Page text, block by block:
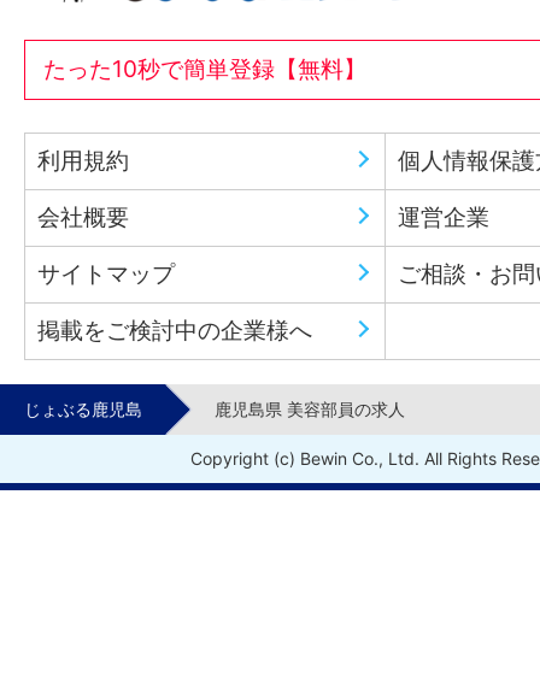
たった10秒で簡単登録【無料】
利用規約 個人情報保
会社概要 運営企業
サイトマップ ご相談・お
掲載をご検討中の企業様へ
じょぶる鹿児島 鹿児島県 美容部員の求人
Copyright (c) Bewin Co., Ltd. All Rights